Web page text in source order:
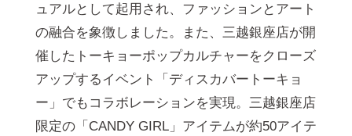
ュアルとして起用され、ファッションとアート
の融合を象徴しました。また、三越銀座店が開
催したトーキョーポップカルチャーをクローズ
アップするイベント「ディスカバートーキョ
ー」でもコラボレーションを実現。三越銀座店
限定の「CANDY GIRL」アイテムが約50アイテ